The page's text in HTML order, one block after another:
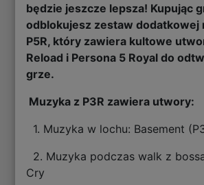
będzie jeszcze lepsza! Kupując
odblokujesz zestaw dodatkowej
P5R, który zawiera kultowe
Reload i Persona 5 Royal do
grze.
Muzyka z P3R zawiera utwory:
1. Muzyka w lochu: Basement
2. Muzyka podczas walk z
Cry